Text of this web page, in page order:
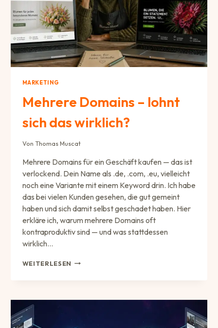
MARKETING
Mehrere Domains – lohnt
sich das wirklich?
Von Thomas Muscat
Mehrere Domains für ein Geschäft kaufen — das ist
verlockend. Dein Name als .de, .com, .eu, vielleicht
noch eine Variante mit einem Keyword drin. Ich habe
das bei vielen Kunden gesehen, die gut gemeint
haben und sich damit selbst geschadet haben. Hier
erkläre ich, warum mehrere Domains oft
kontraproduktiv sind — und was stattdessen
wirklich…
WEITERLESEN MEHRERE